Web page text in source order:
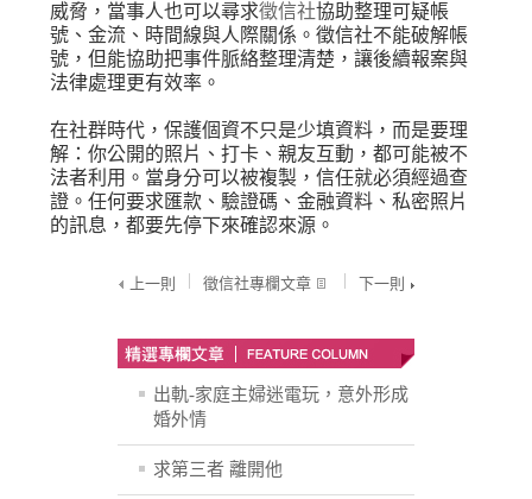
威脅，當事人也可以尋求徵信社協助整理可疑帳
號、金流、時間線與人際關係。徵信社不能破解帳
號，但能協助把事件脈絡整理清楚，讓後續報案與
法律處理更有效率。
在社群時代，保護個資不只是少填資料，而是要理
解：你公開的照片、打卡、親友互動，都可能被不
法者利用。當身分可以被複製，信任就必須經過查
證。任何要求匯款、驗證碼、金融資料、私密照片
的訊息，都要先停下來確認來源。
上一則 徵信社專欄文章 下一則
出軌-家庭主婦迷電玩，意外形成
婚外情
求第三者 離開他